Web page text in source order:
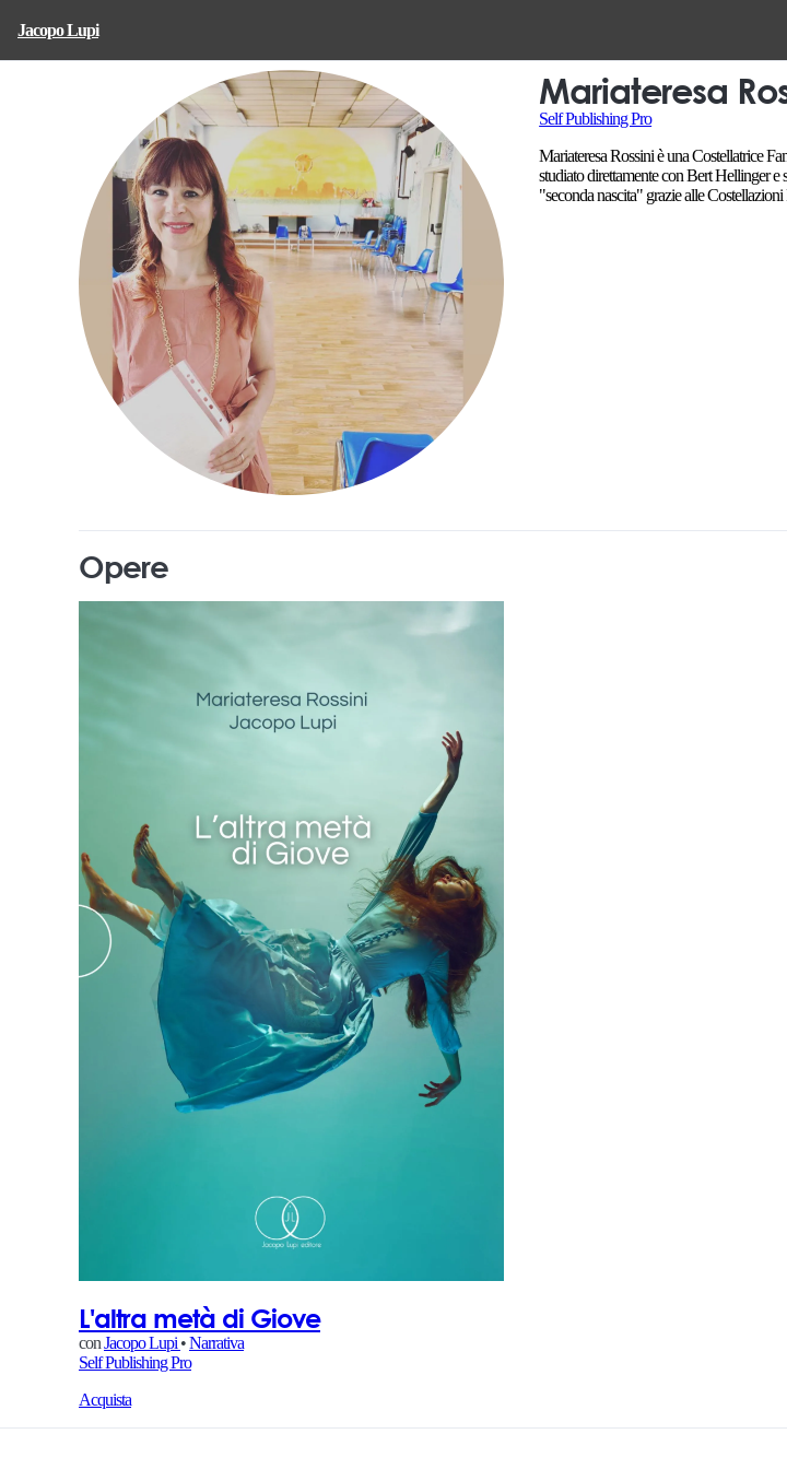
Jacopo Lupi
Mariateresa
Self Publishing Pro
Mariateresa Rossini è una Costellatrice
studiato direttamente con Bert Hellinger e
"seconda nascita" grazie alle
Opere
L'altra metà di Giove
conJacopo Lupi •Narrativa
Self Publishing Pro
Acquista